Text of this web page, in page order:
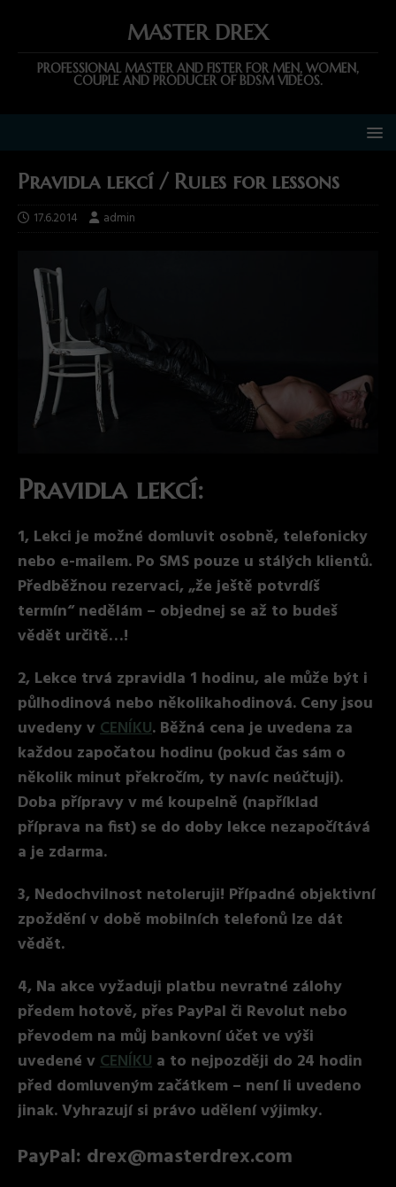
MASTER DREX
PROFESSIONAL MASTER AND FISTER FOR MEN, WOMEN,
COUPLE AND PRODUCER OF BDSM VIDEOS.
Pravidla lekcí / Rules for lessons
17.6.2014 admin
Pravidla lekcí:
1, Lekci je možné domluvit osobně, telefonicky
nebo e-mailem. Po SMS pouze u stálých klientů.
Předběžnou rezervaci, „že ještě potvrdíš
termín“ nedělám – objednej se až to budeš
vědět určitě…!
2, Lekce trvá zpravidla 1 hodinu, ale může být i
půlhodinová nebo několikahodinová. Ceny jsou
uvedeny vCENÍKU. Běžná cena je uvedena za
každou započatou hodinu (pokud čas sám o
několik minut překročím, ty navíc neúčtuji).
Doba přípravy v mé koupelně (například
příprava na fist) se do doby lekce nezapočítává
a je zdarma.
3, Nedochvilnost netoleruji! Případné objektivní
zpoždění v době mobilních telefonů lze dát
vědět.
4, Na akce vyžaduji platbu nevratné zálohy
předem hotově, přes PayPal či Revolut nebo
převodem na můj bankovní účet ve výši
uvedené vCENÍKU a to nejpozději do 24 hodin
před domluveným začátkem – není li uvedeno
jinak. Vyhrazují si právo udělení výjimky.
PayPal: drex@masterdrex.com